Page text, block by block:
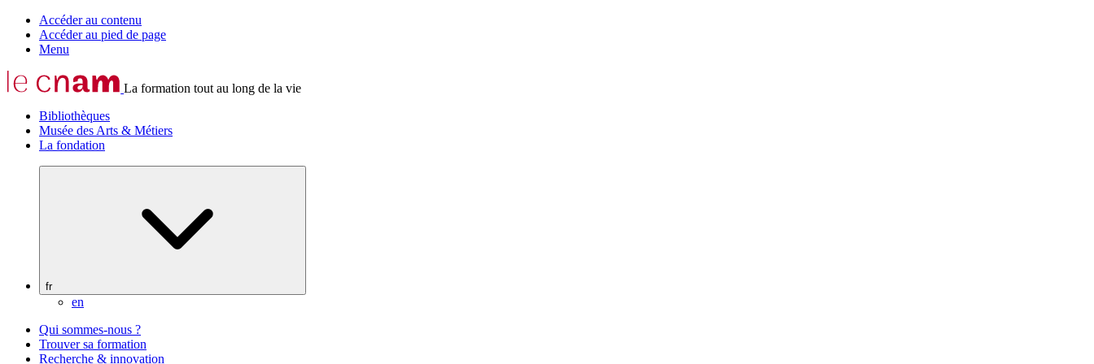
Accéder au contenu
Accéder au pied de page
Menu
La formation tout au long de la vie
Bibliothèques
Musée des Arts & Métiers
La fondation
fr
en
Qui sommes-nous ?
Trouver sa formation
Recherche & innovation